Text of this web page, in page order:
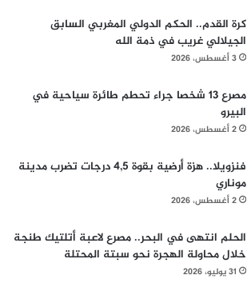
كرة القدم.. الحكم الدولي المغربي السابق
الجيلالي غريب في ذمة الله
3 أغسطس، 2026
مصرع 13 شخصا جراء تحطم طائرة سياحية في
البيرو
2 أغسطس، 2026
فنزويلا.. هزة أرضية بقوة 4,5 درجات تضرب مدينة
موناري
2 أغسطس، 2026
الحلم انتهى في البحر.. مصرع لاعبة أتلتيك طنجة
خلال محاولة الهجرة نحو سبتة المحتلة
31 يوليو، 2026